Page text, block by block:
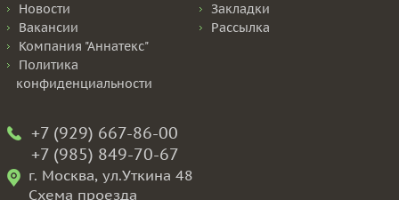
Новости
Вакансии
Компания "Аннатекс"
Политика
конфиденциальности
Закладки
Рассылка
+7 (929) 667-86-00
+7 (985) 849-70-67
г. Москва, ул.Уткина 48
Схема проезда